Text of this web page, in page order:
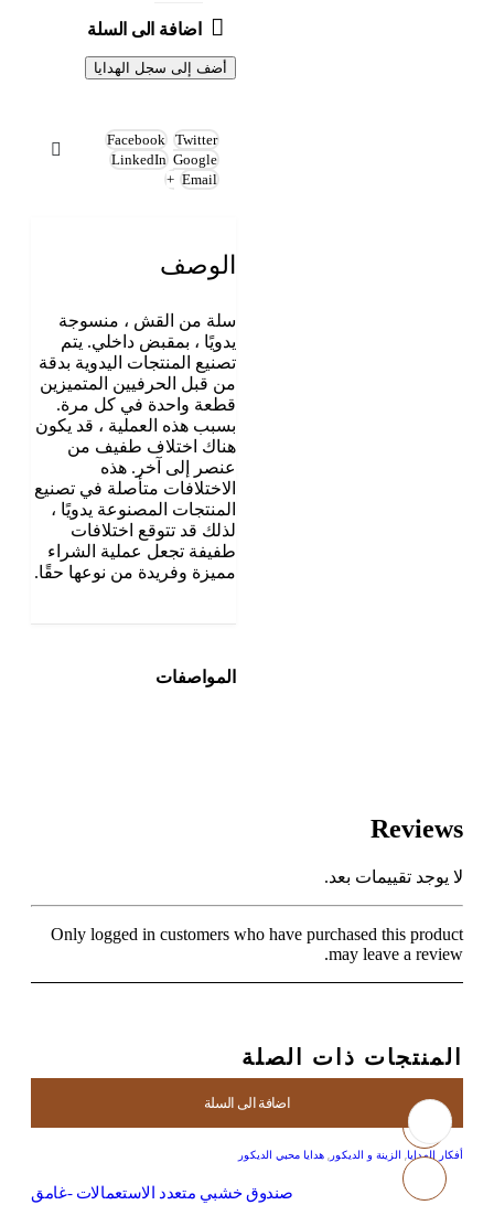
اضافة الى السلة
أضف إلى سجل الهدايا
Facebook
Twitter
LinkedIn Google
+ Email
الوصف
سلة من القش ، منسوجة
يدويًا ، بمقبض داخلي. يتم
تصنيع المنتجات اليدوية بدقة
من قبل الحرفيين المتميزين
قطعة واحدة في كل مرة.
بسبب هذه العملية ، قد يكون
هناك اختلاف طفيف من
عنصر إلى آخر. هذه
الاختلافات متأصلة في تصنيع
المنتجات المصنوعة يدويًا ،
لذلك قد تتوقع اختلافات
طفيفة تجعل عملية الشراء
مميزة وفريدة من نوعها حقًا.
المواصفات
Reviews
لا يوجد تقييمات بعد.
Only logged in customers who have purchased this product
may leave a review.
المنتجات ذات الصلة
اضافة الى السلة
أفكار الهدايا, الزينة و الديكور, هدايا محبي الديكور
صندوق خشبي متعدد الاستعمالات -غامق